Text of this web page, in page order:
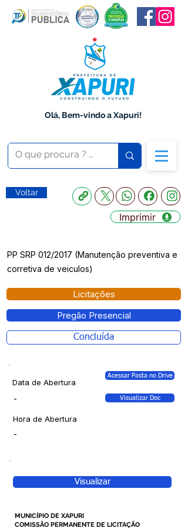
Olá, Bem-vindo a Xapuri!
Voltar
Imprimir
PP SRP 012/2017 (Manutenção preventiva e
corretiva de veiculos)
Licitações
Pregão Presencial
Concluída
Data de Abertura
Acessar Pasta no Drive
- Visualizar Doc
Hora de Abertura
-
Visualizar
MUNICÍPIO DE XAPURI
COMISSÃO PERMANENTE DE LICITAÇÃO